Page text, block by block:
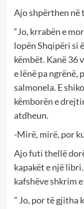
Ajo shpërthen në
“Jo, krrabën e
lopën Shqipëri si
këmbët. Kanë 36
e lënë pa ngrënë,
salmonela. E
këmborën e
atdheun.
-Mirë, mirë, por
Ajo futi thellë
kapakët e një
kafshëve shkrim
” Jo, por të gjitha